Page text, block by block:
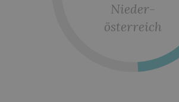
Nieder-
österreich